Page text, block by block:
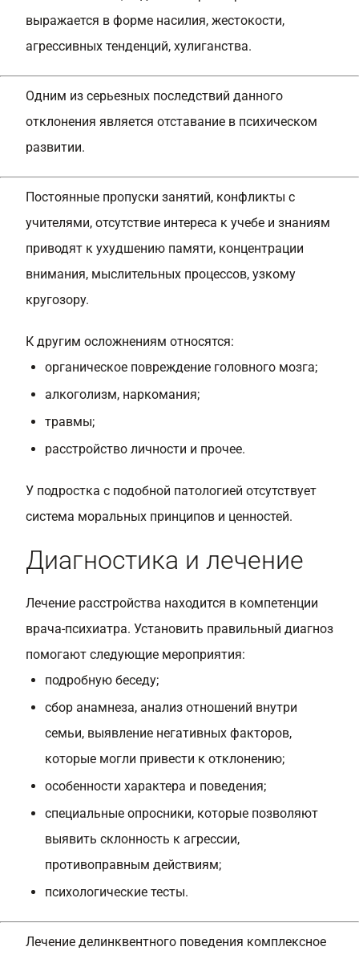
выражается в форме насилия, жестокости,
агрессивных тенденций, хулиганства.
Одним из серьезных последствий данного
отклонения является отставание в психическом
развитии.
Постоянные пропуски занятий, конфликты с
учителями, отсутствие интереса к учебе и знаниям
приводят к ухудшению памяти, концентрации
внимания, мыслительных процессов, узкому
кругозору.
К другим осложнениям относятся:
органическое повреждение головного мозга;
алкоголизм, наркомания;
травмы;
расстройство личности и прочее.
У подростка с подобной патологией отсутствует
система моральных принципов и ценностей.
Диагностика и лечение
Лечение расстройства находится в компетенции
врача-психиатра. Установить правильный диагноз
помогают следующие мероприятия:
подробную беседу;
сбор анамнеза, анализ отношений внутри
семьи, выявление негативных факторов,
которые могли привести к отклонению;
особенности характера и поведения;
специальные опросники, которые позволяют
выявить склонность к агрессии,
противоправным действиям;
психологические тесты.
Лечение делинквентного поведения комплексное